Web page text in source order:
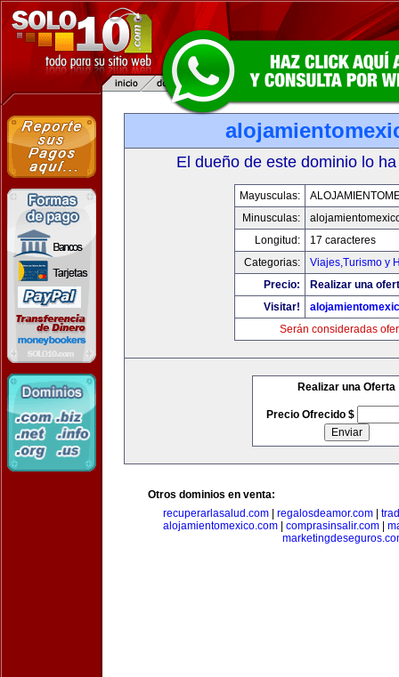
El dueño de este dominio lo
Mayusculas:
Minusculas:
Longitud:
17 caracteres
Categorias:
Viajes,Turismo y
Precio:
Realizar una
Visitar!
Serán consideradas
Realizar una Oferta
Precio Ofrecido $
Otros dominios en venta:
recuperarlasalud.com
regalosdeamor.com
alojamientomexico.com| comprasinsalir.com|